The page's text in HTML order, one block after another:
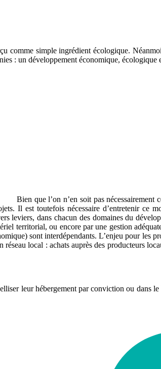
comme simple ingrédient écologique.
: un développement économique, écologique
Bien que l’on n’en soit pas
Il est toutefois nécessaire d’entretenir
leviers, dans chacun des domaines du
territorial, ou encore par une gestion
sont interdépendants. L’enjeu pour les
local : achats auprès des producteurs
leur hébergement par conviction ou dans